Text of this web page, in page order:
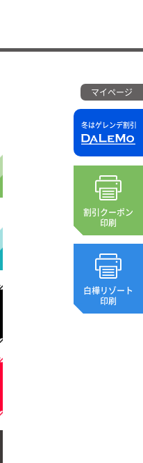
冬はゲレンデ割引
割引クーポン
印刷
白樺リゾート
印刷
マイページ